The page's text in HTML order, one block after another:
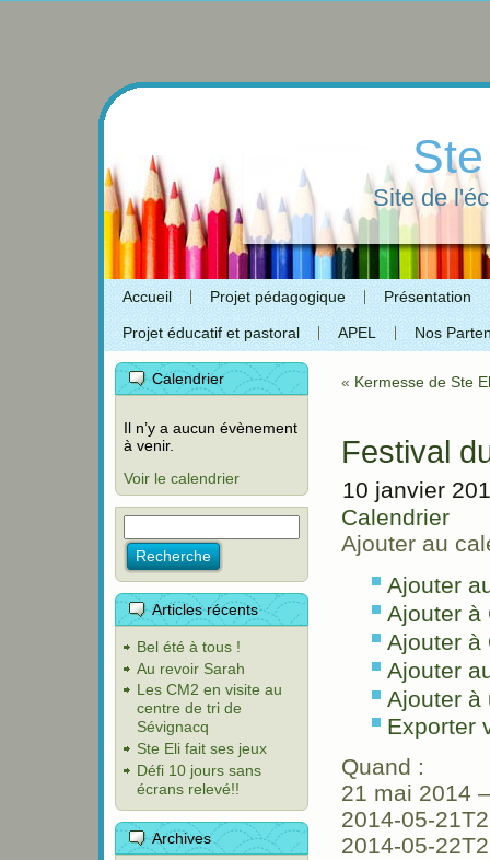
Site de
Accueil Projet pédagogique Présentation
Projet éducatif et pastoral APEL Nos
Calendrier
Il n’y a aucun évènement
à venir.
Voir le calendrier
Articles récents
Bel été à tous !
Au revoir Sarah
Les CM2 en visite au
centre de tri de
Sévignacq
Ste Eli fait ses jeux
Défi 10 jours sans
écrans relevé!!
Archives
« Kermesse de Ste
Festival
10 janvier
Calendrier
Ajouter au
Ajouter
Ajouter à
Ajouter à
Ajouter
Ajouter à
Exporter
Quand :
21 mai 2014
2014-05-
2014-05-